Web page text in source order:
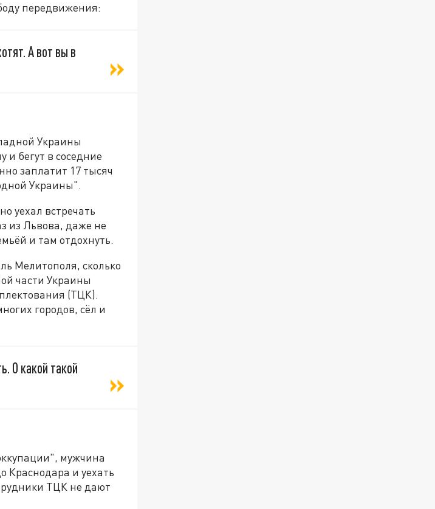
передвижения:
А вот вы в
Украины
и бегут в соседние
заплатит 17 тысяч
Украины".
уехал встречать
из Львова, даже не
и там отдохнуть.
Мелитополя, сколько
части Украины
(ТЦК).
городов, сёл и
О какой такой
мужчина
Краснодара и уехать
ТЦК не дают